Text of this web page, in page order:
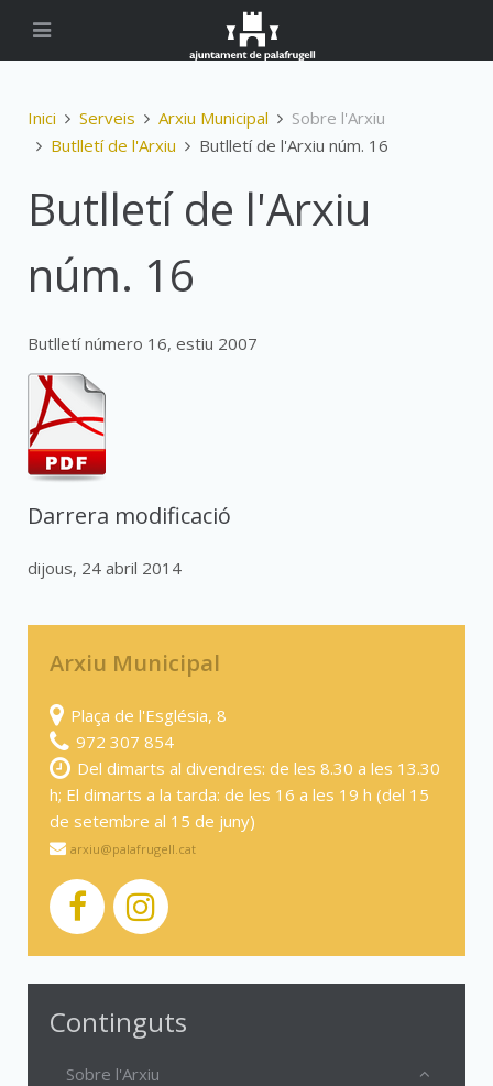
Inici Serveis Arxiu Municipal
Sobre l'Arxiu
Butlletí de l'Arxiu
Butlletí de l'Arxiu núm. 16
Butlletí de l'Arxiu
núm. 16
Butlletí número 16, estiu 2007
Darrera modificació
dijous, 24 abril 2014
Arxiu Municipal
Plaça de l'Església, 8
972 307 854
Del dimarts al divendres: de les 8.30 a les 13.30
h; El dimarts a la tarda: de les 16 a les 19 h (del 15
de setembre al 15 de juny)
arxiu@palafrugell.cat
Continguts
Sobre l'Arxiu